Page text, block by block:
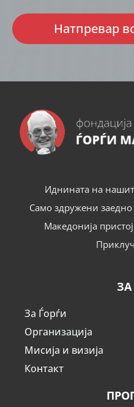
Натпревар
Иднината на
Само здружени
Македонија
За Ѓорѓи
Организација
Мисија и визија
Контакт